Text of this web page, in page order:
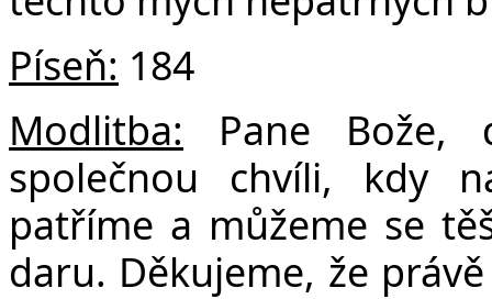
Píseň: 184
Modlitba:
Pane Bože,
společnou chvíli, kdy
patříme a můžeme se
daru. Děkujeme, že